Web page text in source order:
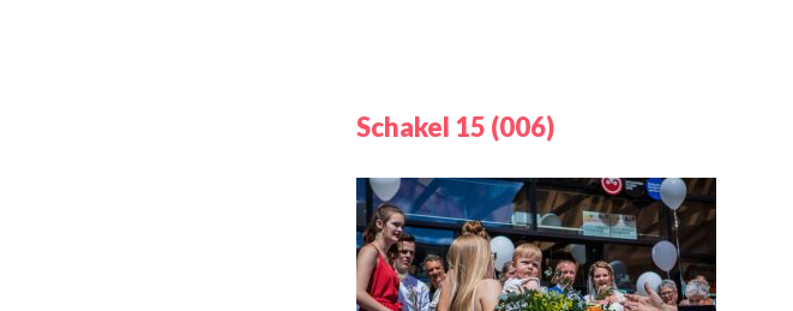
Schakel 15 (006)